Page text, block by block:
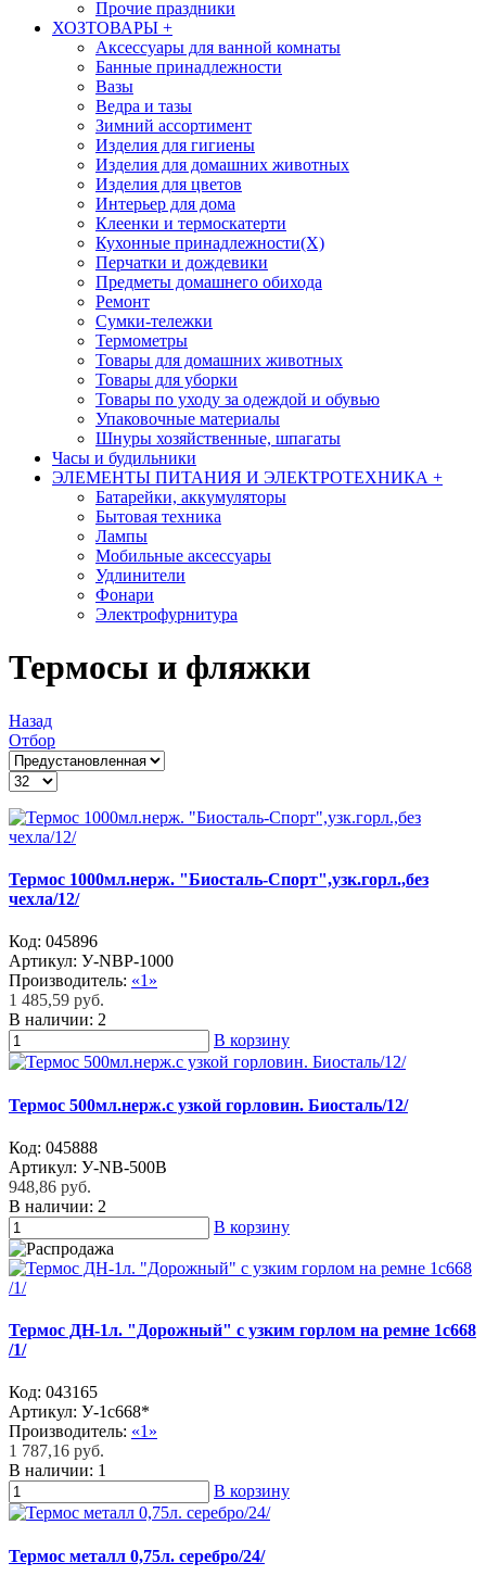
Прочие праздники
ХОЗТОВАРЫ +
Аксессуары для ванной комнаты
Банные принадлежности
Вазы
Ведра и тазы
Зимний ассортимент
Изделия для гигиены
Изделия для домашних животных
Изделия для цветов
Интерьер для дома
Клеенки и термоскатерти
Кухонные принадлежности(Х)
Перчатки и дождевики
Предметы домашнего обихода
Ремонт
Сумки-тележки
Термометры
Товары для домашних животных
Товары для уборки
Товары по уходу за одеждой и обувью
Упаковочные материалы
Шнуры хозяйственные, шпагаты
Часы и будильники
ЭЛЕМЕНТЫ ПИТАНИЯ И ЭЛЕКТРОТЕХНИКА +
Батарейки, аккумуляторы
Бытовая техника
Лампы
Мобильные аксессуары
Удлинители
Фонари
Электрофурнитура
Термосы и фляжки
Назад
Отбор
Термос 1000мл.нерж. "Биосталь-Спорт",узк.горл.,без
чехла/12/
Код: 045896
Артикул: У-NBP-1000
Производитель: «1»
1 485,59 руб.
В наличии: 2
В корзину
Термос 500мл.нерж.с узкой горловин. Биосталь/12/
Код: 045888
Артикул: У-NB-500B
948,86 руб.
В наличии: 2
В корзину
Термос ДН-1л. "Дорожный" с узким горлом на ремне 1с668
/1/
Код: 043165
Артикул: У-1с668*
Производитель: «1»
1 787,16 руб.
В наличии: 1
В корзину
Термос металл 0,75л. серебро/24/